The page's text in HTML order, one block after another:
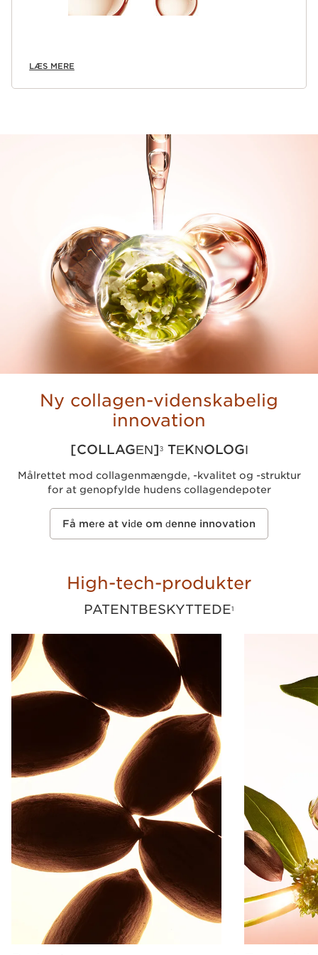
LÆS MERE
Ny collagen-videnskabelig
innovation
[COLLAGEN]3TEKNOLOGI
Målrettet mod collagenmængde, -kvalitet og -struktur
for at genopfylde hudens collagendepoter
Få mere at vide om denne innovation
High-tech-produkter
PATENTBESKYTTEDE1